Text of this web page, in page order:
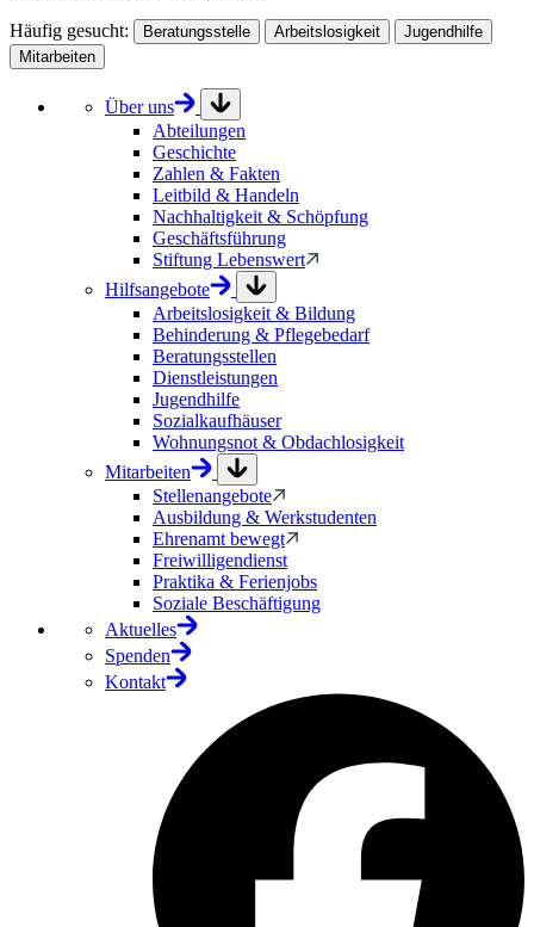
Häufig gesucht: Beratungsstelle Arbeitslosigkeit
Jugendhilfe
Mitarbeiten
Über uns
Abteilungen
Geschichte
Zahlen & Fakten
Leitbild & Handeln
Nachhaltigkeit & Schöpfung
Geschäftsführung
Stiftung Lebenswert
Hilfsangebote
Arbeitslosigkeit & Bildung
Behinderung & Pflegebedarf
Beratungsstellen
Dienstleistungen
Jugendhilfe
Sozialkaufhäuser
Wohnungsnot & Obdachlosigkeit
Mitarbeiten
Stellenangebote
Ausbildung & Werkstudenten
Ehrenamt bewegt
Freiwilligendienst
Praktika & Ferienjobs
Soziale Beschäftigung
Aktuelles
Spenden
Kontakt